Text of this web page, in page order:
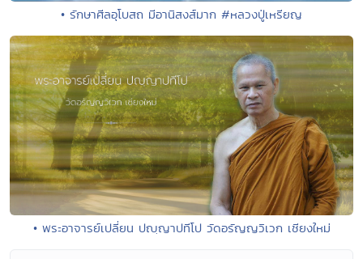
• รักษาศีลอุโบสถ มีอานิสงส์มาก #หลวงปู่เหรียญ
• พระอาจารย์เปลี่ยน ปญฺญาปทีโป วัดอรัญญวิเวก เชียงใหม่